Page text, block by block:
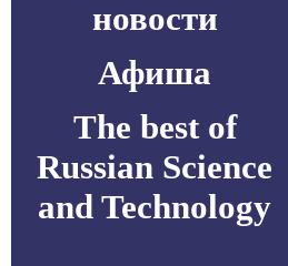
новости
Афиша
The best of
Russian Science
and Technology